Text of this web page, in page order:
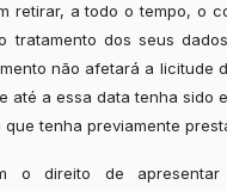
retirar, a todo o tempo, o
tratamento dos seus
não afetará a licitude
até a essa data tenha sido
tenha previamente
o direito de apresentar